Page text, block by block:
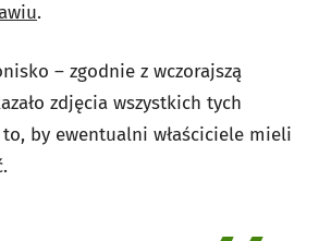
.
– zgodnie z wczorajszą
zdjęcia wszystkich tych
by ewentualni właściciele mieli